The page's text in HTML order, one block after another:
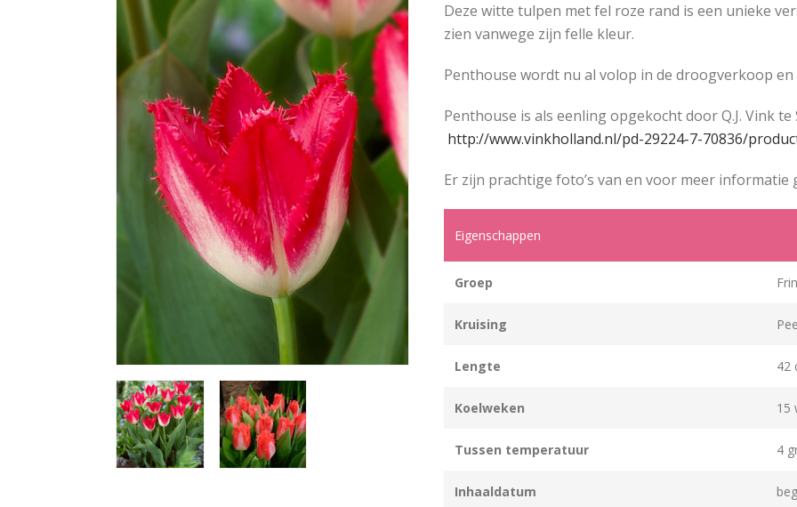
Deze witte tulpen met fel roze rand is een unieke
zien vanwege zijn felle kleur.
Penthouse wordt nu al volop in de droogverkoop
Penthouse is als eenling opgekocht door Q.J. Vink
http://www.vinkholland.nl/pd-29224-7-70836/
Er zijn prachtige foto’s van en voor meer informatie
Eigenschappen
Groep
Kruising
Lengte 42
Koelweken 15
Tussen temperatuur 4
Inhaaldatum